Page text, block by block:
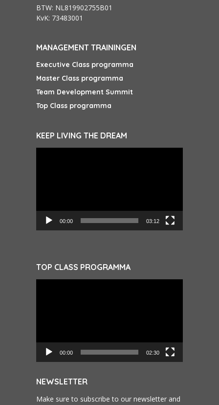
BTW: NL819902755B01
KvK: 73483001
MANAGEMENT TRAININGEN
Executive Class programma
Master Class programma
Team Development Summit
Top Class programma
KEEP LIVING THE DREAM
00:00 03:12
TOP CLASS PROGRAMMA
00:00 02:30
NEWSLETTER
Make sure to subscribe to our newsletter and